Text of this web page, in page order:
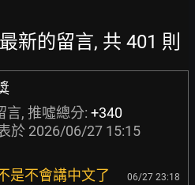
新的留言, 共 401 則
言, 推噓總分: +340
於 2026/06/27 15:15
是不會講中文了 06/27 23:18